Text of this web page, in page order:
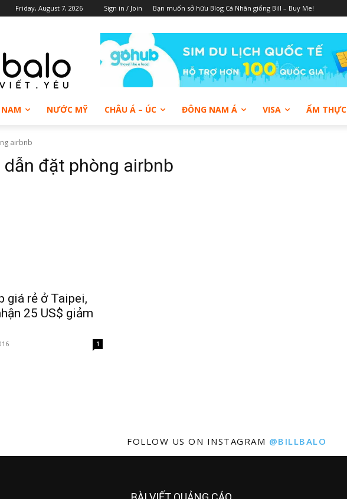
Friday, August 7, 2026 Sign in / Join Bạn muốn sở hữu Blog Cá Nhân giống Bill – Buy Me!
NƯỚC MỸ CHÂU Á – ÚC ĐÔNG NAM Á VISA ẨM THỰC
airbnb
đặt phòng airbnb
giá rẻ ở Taipei,
25 US$ giảm
1
FOLLOW US ON INSTAGRAM @BILLBALO